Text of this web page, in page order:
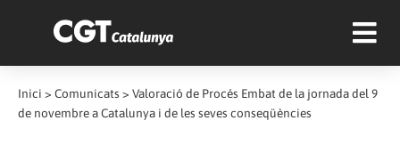
Inici > Comunicats > Valoració de Procés Embat de la jornada del 9
de novembre a Catalunya i de les seves conseqüències